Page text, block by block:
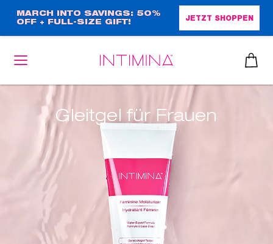
zum
Inhalt
MARCH INTO SAVINGS: 50%
OFF + FULL-SIZE GIFT!
JETZT SHOPPEN
Gleitgel für Frauen